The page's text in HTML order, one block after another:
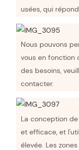
usées, qui
Nous pouvons
vous en fonction
des besoins,
contacter.
La conception
et efficace, et
élevée. Les